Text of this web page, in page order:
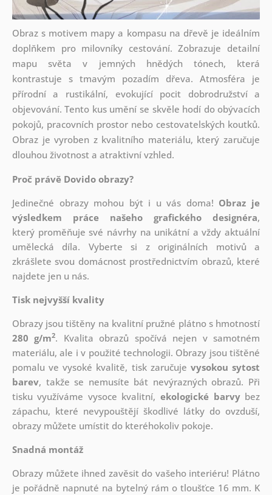
Obraz s motivem mapy a kompasu na dřevě je ideálním
doplňkem pro milovníky cestování. Zobrazuje detailní
mapu světa v jemných hnědých tónech, která
kontrastuje s tmavým pozadím dřeva. Atmosféra je
přírodní a rustikální, evokující pocit dobrodružství a
objevování. Tento kus umění se skvěle hodí do obývacích
pokojů, pracovních prostor nebo cestovatelských koutků.
Obraz je vyroben z kvalitního materiálu, který zaručuje
dlouhou životnost a atraktivní vzhled.
Proč právě Dovido obrazy?
Jedinečné obrazy mohou být i u vás doma! Obraz je
výsledkem práce našeho grafického designéra,
který proměňuje své návrhy na unikátní a vždy aktuální
umělecká díla. Vyberte si z originálních motivů a
zkrášlete svou domácnost prostřednictvím obrazů, které
najdete jen u nás.
Tisk nejvyšší kvality
Obrazy jsou tištěny na kvalitní pružné plátno s hmotností
280 g/m2. Kvalita obrazů spočívá nejen v samotném
materiálu, ale i v použité technologii. Obrazy jsou tištěné
pomalu ve vysoké kvalitě, tisk zaručuje vysokou sytost
barev, takže se nemusíte bát nevýrazných obrazů. Při
tisku využíváme vysoce kvalitní,ekologické barvybez
zápachu, které nevypouštějí škodlivé látky do ovzduší,
obrazy můžete umístit do kteréhokoliv pokoje.
Snadná montáž
Obrazy můžete ihned zavěsit do vašeho interiéru! Plátno
je pořádně napnuté na bytelný rám o tloušťce 16 mm. K